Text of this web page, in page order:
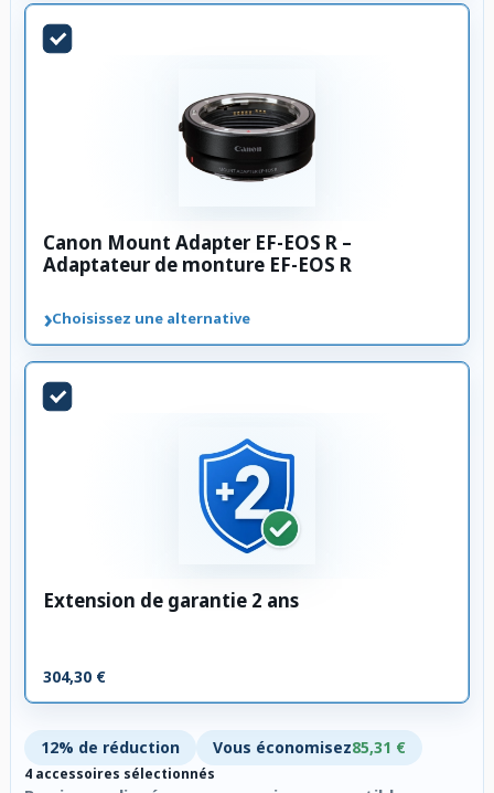
Canon Mount Adapter EF-EOS R –
Adaptateur de monture EF-EOS R
›Choisissez une alternative
Extension de garantie 2 ans
304,30 €
12% de réduction Vous économisez85,31 €
4 accessoires sélectionnés